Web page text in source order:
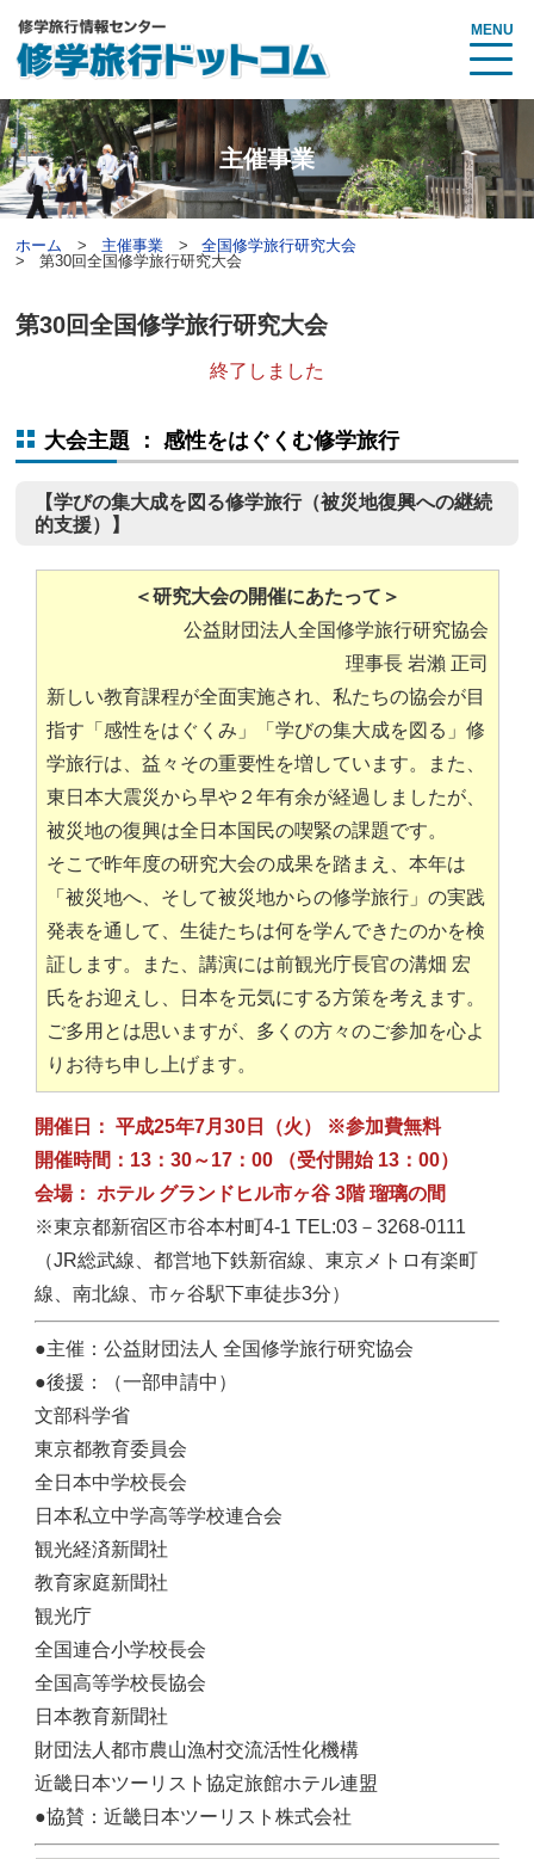
MENU
主催事業
ホーム 主催事業
全国修学旅行研究大会
第30回全国修学旅行研究大会
第30回全国修学旅行研究大会
終了しました
大会主題 ： 感性をはぐくむ修学旅行
【学びの集大成を図る修学旅行（被災地復興への継続
的支援）】
＜研究大会の開催にあたって＞
公益財団法人全国修学旅行研究協会
理事長 岩瀨 正司
新しい教育課程が全面実施され、私たちの協会が目
指す「感性をはぐくみ」「学びの集大成を図る」修
学旅行は、益々その重要性を増しています。また、
東日本大震災から早や２年有余が経過しましたが、
被災地の復興は全日本国民の喫緊の課題です。
そこで昨年度の研究大会の成果を踏まえ、本年は
「被災地へ、そして被災地からの修学旅行」の実践
発表を通して、生徒たちは何を学んできたのかを検
証します。また、講演には前観光庁長官の溝畑 宏
氏をお迎えし、日本を元気にする方策を考えます。
ご多用とは思いますが、多くの方々のご参加を心よ
りお待ち申し上げます。
開催日： 平成25年7月30日（火） ※参加費無料
開催時間：13：30～17：00 （受付開始 13：00）
会場： ホテル グランドヒル市ヶ谷 3階 瑠璃の間
※東京都新宿区市谷本村町4-1 TEL:03－3268-0111
（JR総武線、都営地下鉄新宿線、東京メトロ有楽町
線、南北線、市ヶ谷駅下車徒歩3分）
●主催：公益財団法人 全国修学旅行研究協会
●後援：（一部申請中）
文部科学省
東京都教育委員会
全日本中学校長会
日本私立中学高等学校連合会
観光経済新聞社
教育家庭新聞社
観光庁
全国連合小学校長会
全国高等学校長協会
日本教育新聞社
財団法人都市農山漁村交流活性化機構
近畿日本ツーリスト協定旅館ホテル連盟
●協賛：近畿日本ツーリスト株式会社